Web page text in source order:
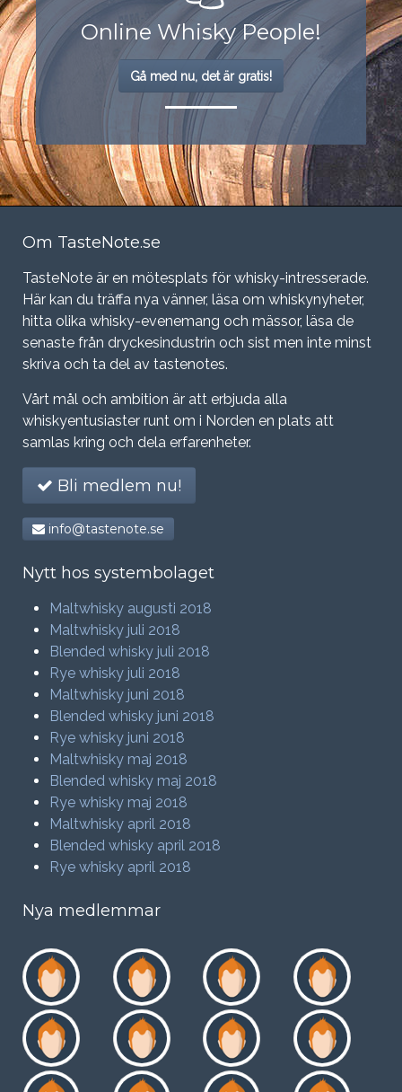
Online Whisky People!
Gå med nu, det är gratis!
Om TasteNote.se
TasteNote är en mötesplats för whisky-intresserade.
Här kan du träffa nya vänner, läsa om whiskynyheter,
hitta olika whisky-evenemang och mässor, läsa de
senaste från dryckesindustrin och sist men inte minst
skriva och ta del av tastenotes.
Vårt mål och ambition är att erbjuda alla
whiskyentusiaster runt om i Norden en plats att
samlas kring och dela erfarenheter.
Bli medlem nu!
info@tastenote.se
Nytt hos systembolaget
Maltwhisky augusti 2018
Maltwhisky juli 2018
Blended whisky juli 2018
Rye whisky juli 2018
Maltwhisky juni 2018
Blended whisky juni 2018
Rye whisky juni 2018
Maltwhisky maj 2018
Blended whisky maj 2018
Rye whisky maj 2018
Maltwhisky april 2018
Blended whisky april 2018
Rye whisky april 2018
Nya medlemmar